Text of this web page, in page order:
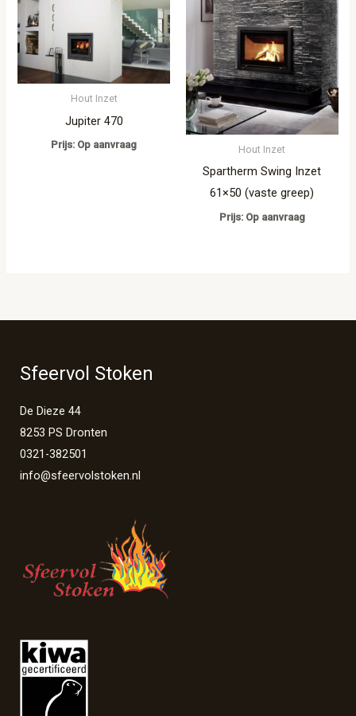
Hout Inzet
Jupiter 470
Prijs: Op aanvraag Hout Inzet
Spartherm Swing Inzet
61×50 (vaste greep)
Prijs: Op aanvraag
Sfeervol Stoken
De Dieze 44
8253 PS Dronten
0321-382501
info@sfeervolstoken.nl